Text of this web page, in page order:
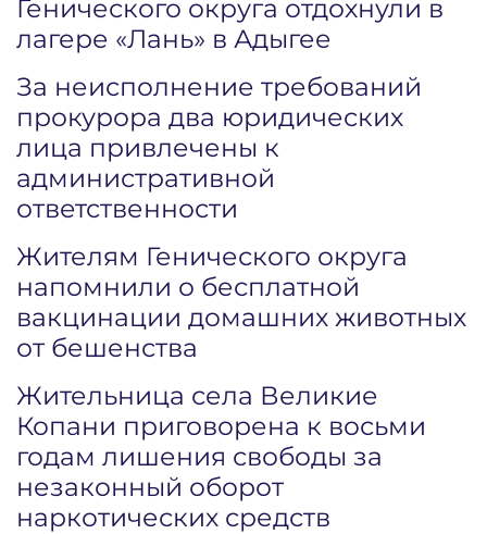
Генического округа отдохнули в
лагере «Лань» в Адыгее
За неисполнение требований
прокурора два юридических
лица привлечены к
административной
ответственности
Жителям Генического округа
напомнили о бесплатной
вакцинации домашних животных
от бешенства
Жительница села Великие
Копани приговорена к восьми
годам лишения свободы за
незаконный оборот
наркотических средств